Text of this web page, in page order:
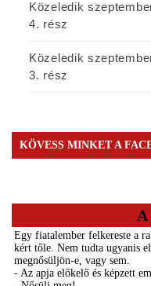
Közeledik
4. rész
Közeledik
3. rész
KÖVESS MINKET A
A